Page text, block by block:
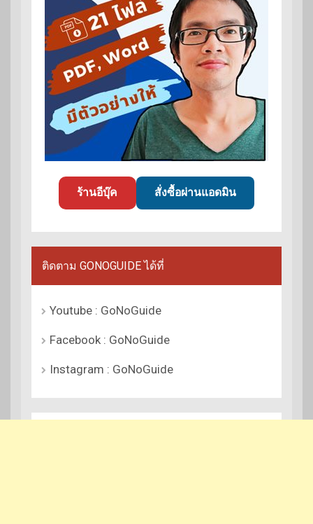
ร้านอีบุ๊ค สั่งซื้อผ่านแอดมิน
ติดตาม GONOGUIDE ได้ที่
Youtube : GoNoGuide
Facebook : GoNoGuide
Instagram : GoNoGuide